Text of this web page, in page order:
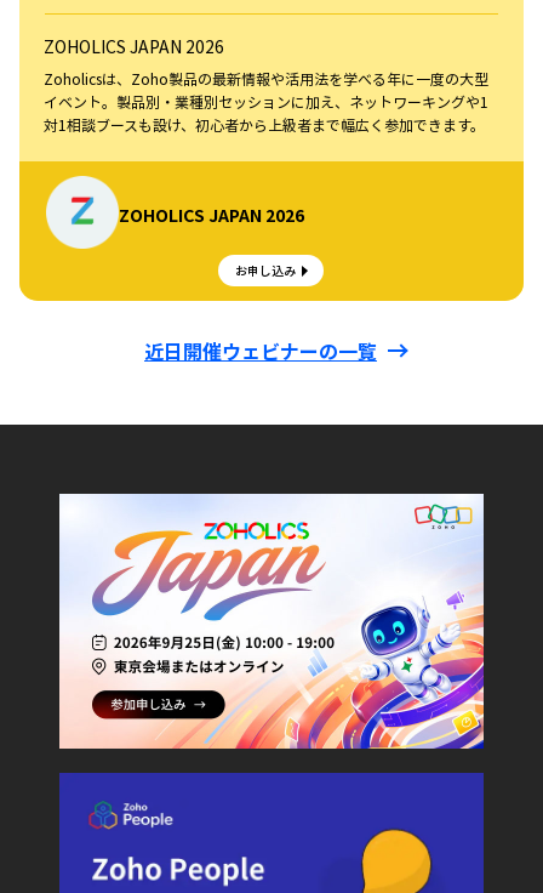
ZOHOLICS JAPAN 2026
Zoholicsは、Zoho製品の最新情報や活用法を学べる年に一度の大型
イベント。製品別・業種別セッションに加え、ネットワーキングや1
対1相談ブースも設け、初心者から上級者まで幅広く参加できます。
ZOHOLICS JAPAN 2026
お申し込み
近日開催ウェビナーの一覧